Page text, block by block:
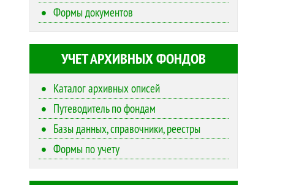
Формы документов
УЧЕТ АРХИВНЫХ ФОНДОВ
Каталог архивных описей
Путеводитель по фондам
Базы данных, справочники, реестры
Формы по учету